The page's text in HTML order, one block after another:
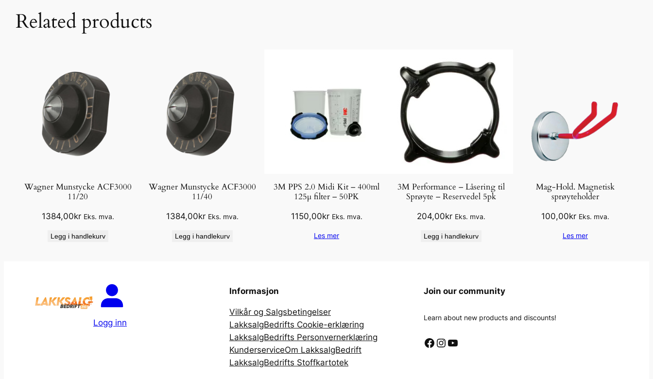
Related products
Wagner Munstycke ACF3000
11/20
1384,00kr Eks. mva.
Legg i handlekurv
Wagner Munstycke ACF3000
11/40
1384,00kr Eks. mva.
Legg i handlekurv
3M PPS 2.0 Midi Kit – 400ml
125μ filter – 50PK
1150,00kr Eks. mva.
Les mer
3M Performance – Låsering til
Sprøyte – Reservedel 5pk
204,00kr Eks. mva.
Legg i handlekurv
Mag-Hold. Magnetisk
sprøyteholder
100,00kr Eks. mva.
Les mer
Logg inn
Informasjon
Vilkår og Salgsbetingelser
LakksalgBedrifts Cookie-erklæring
LakksalgBedrifts Personvernerklæring
KunderserviceOm LakksalgBedrift
LakksalgBedrifts Stoffkartotek
Join our community
Learn about new products and discounts!
Facebook Instagram YouTube